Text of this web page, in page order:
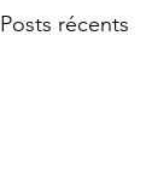
Posts récents